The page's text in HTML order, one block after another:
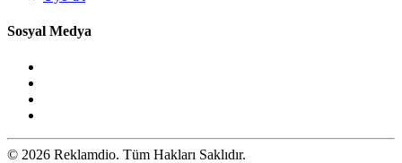
Sosyal Medya
© 2026 Reklamdio. Tüm Hakları Saklıdır.